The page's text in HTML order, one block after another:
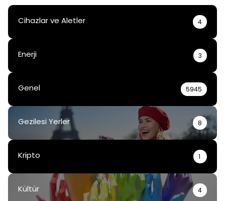
Cihazlar ve Aletler 4
Enerji 3
Genel 5945
Gezilesi Yerler 8
Kripto 1
Kültür 4